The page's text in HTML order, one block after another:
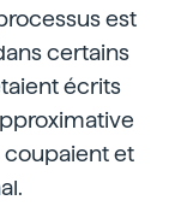
est
certains
écrits
coupaient et